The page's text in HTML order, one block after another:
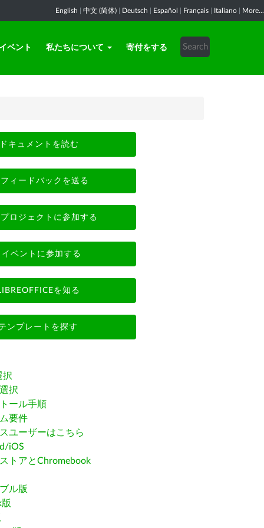
English 中文 (简体) Deutsch Español Français Italiano More...
イベント 私たちについて 寄付をする
ドキュメントを読む
フィードバックを送る
プロジェクトに参加する
イベントに参加する
を知る
ンプレートを探す
択
択
ール手順
要件
ユーザーはこちら
iOS
トアとChromebook
ル版